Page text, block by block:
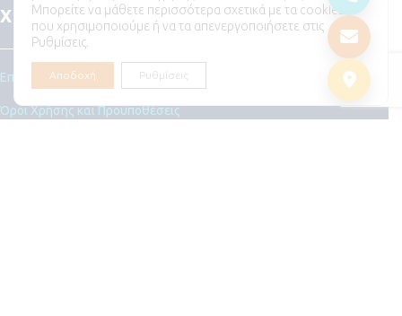
ΧΡΗΣΙΜΑ
Επικοινωνήστε μαζί μας
Όροι Χρήσης και Προϋποθέσεις
Μπορείτε να μάθετε περισσότερα σχετικά με τα cookies
που χρησιμοποιούμε ή να τα απενεργοποιήσετε στις
Ρυθμίσεις.
Αποδοχή Ρυθμίσεις